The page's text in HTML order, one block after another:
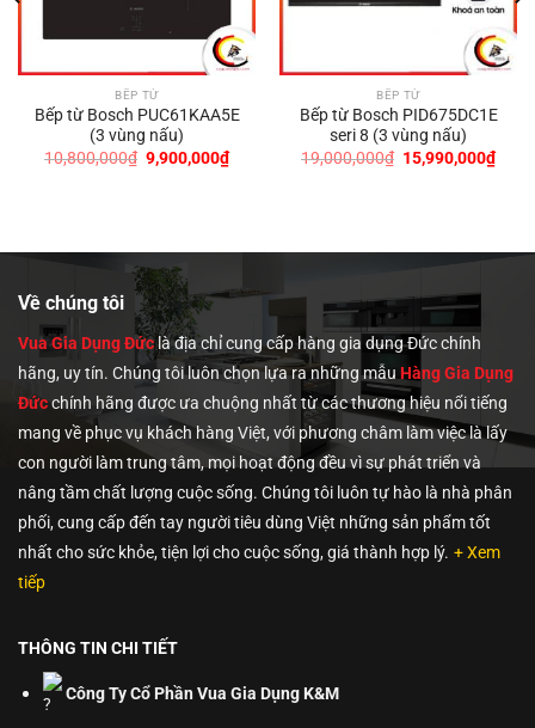
BẾP TỪ
Bếp từ Bosch PUC61KAA5E
(3 vùng nấu)
10,800,000₫ Giá
gốc
9,900,000₫Giá
hiện
BẾP TỪ
Bếp từ Bosch PID675DC1E
seri 8 (3 vùng nấu)
19,000,000₫ Giá
gốc
15,990,000₫Giá
hiện
Về chúng tôi
Vua Gia Dụng Đứclà địa chỉ cung cấp hàng gia dụng Đức chính
hãng, uy tín. Chúng tôiluôn chọn lựa ra những mẫu Hàng Gia Dụng
Đứcchính hãng được ưa chuộng nhất từ các thương hiệu nổi tiếng
mang về phục vụ khách hàng Việt, với phương châm làm việc là lấy
con người làm trung tâm, mọi hoạt động đều vì sự phát triển và
nâng tầm chất lượng cuộc sống. Chúng tôi luôn tự hào là nhà phân
phối, cung cấp đến tay người tiêu dùng Việt những sản phẩm tốt
nhất cho sức khỏe, tiện lợi cho cuộc sống, giá thành hợp lý. + Xem
tiếp
THÔNG TIN CHI TIẾT
Công Ty Cổ Phần Vua Gia Dụng K&M